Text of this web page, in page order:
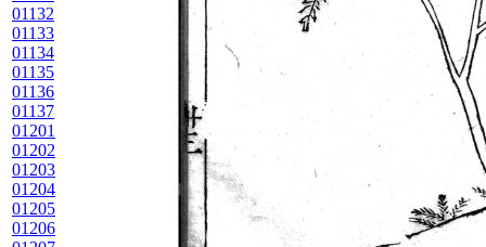
01132
01133
01134
01135
01136
01137
01201
01202
01203
01204
01205
01206